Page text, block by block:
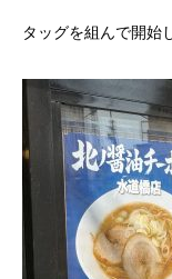
タッグを組んで開始